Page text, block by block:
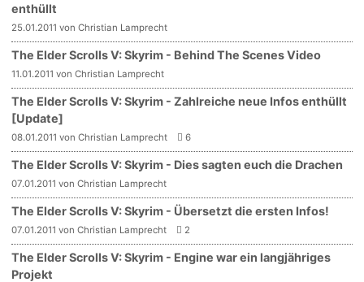
enthüllt
25.01.2011 von Christian Lamprecht
The Elder Scrolls V: Skyrim - Behind The Scenes Video
11.01.2011 von Christian Lamprecht
The Elder Scrolls V: Skyrim - Zahlreiche neue Infos enthüllt
[Update]
08.01.2011 von Christian Lamprecht 6
The Elder Scrolls V: Skyrim - Dies sagten euch die Drachen
07.01.2011 von Christian Lamprecht
The Elder Scrolls V: Skyrim - Übersetzt die ersten Infos!
07.01.2011 von Christian Lamprecht 2
The Elder Scrolls V: Skyrim - Engine war ein langjähriges
Projekt